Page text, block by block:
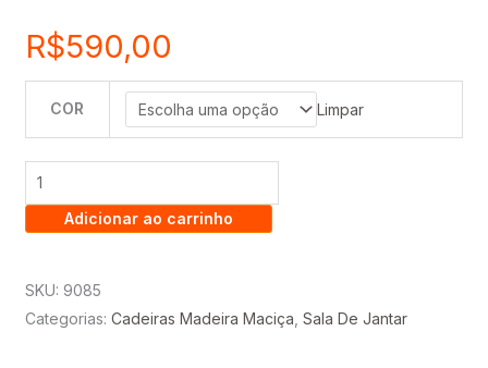
R$590,00
COR Limpar
2
CADEIRAS
GRÉCIA
ENCOSTOAdicionar ao carrinho
SKU: 9085
Categorias: Cadeiras Madeira Maciça Sala De Jantar